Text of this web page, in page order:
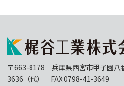
〒663-8178 兵庫県西宮市甲子園
3636（代） FAX:0798-41-3649